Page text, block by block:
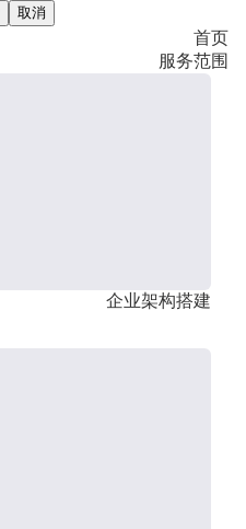
取消
首页
服务范围
企业架构搭建